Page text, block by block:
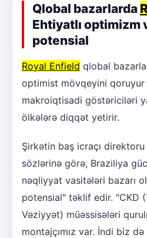
Qlobal bazarlarda
Ehtiyatlı optimizm
potensial
Royal Enfield qlobal
optimist mövqeyini qoruyur
makroiqtisadi göstəriciləri
ölkələrə diqqət yetirir.
Şirkətin baş icraçı direktoru
sözlərinə görə, Braziliya
nəqliyyat vasitələri bazarı
potensial" təklif edir. "CKD
Vəziyyət) müəssisələri
montajçımız var. İndi biz